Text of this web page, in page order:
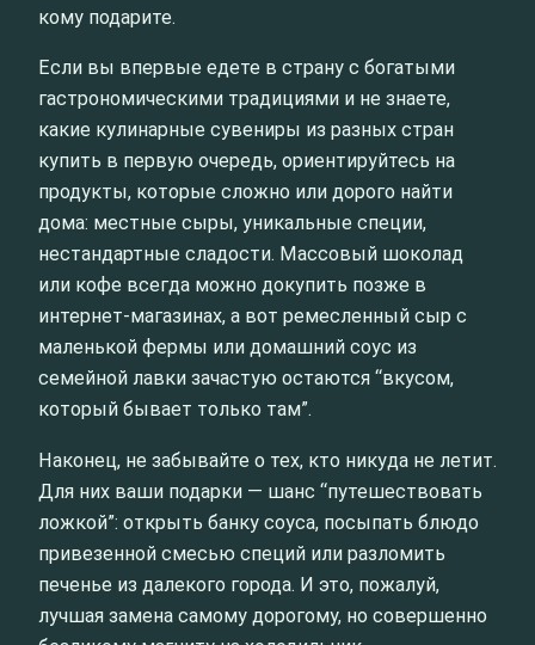
кому подарите.
Если вы впервые едете в страну с богатыми
гастрономическими традициями и не знаете,
какие кулинарные сувениры из разных стран
купить в первую очередь, ориентируйтесь на
продукты, которые сложно или дорого найти
дома: местные сыры, уникальные специи,
нестандартные сладости. Массовый шоколад
или кофе всегда можно докупить позже в
интернет-магазинах, а вот ремесленный сыр с
маленькой фермы или домашний соус из
семейной лавки зачастую остаются “вкусом,
который бывает только там”.
Наконец, не забывайте о тех, кто никуда не летит.
Для них ваши подарки — шанс “путешествовать
ложкой”: открыть банку соуса, посыпать блюдо
привезенной смесью специй или разломить
печенье из далекого города. И это, пожалуй,
лучшая замена самому дорогому, но совершенно